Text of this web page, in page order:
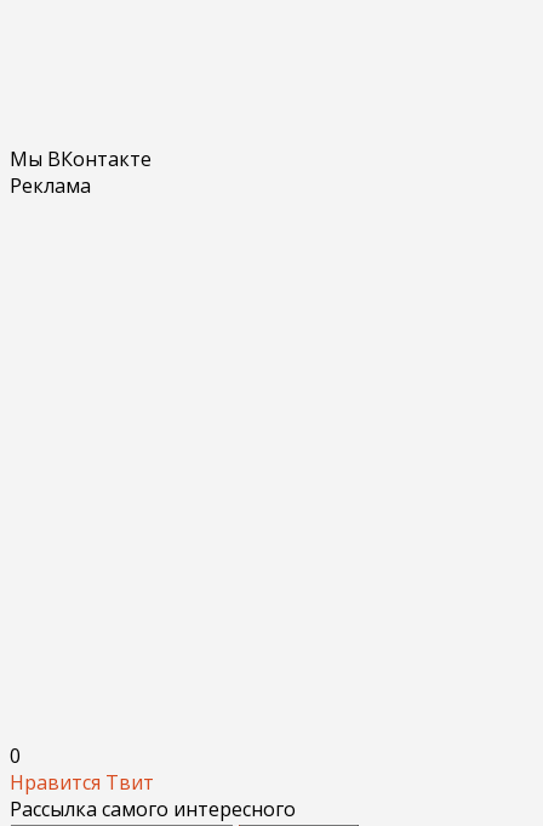
Мы ВКонтакте
Реклама
0
Нравится Твит
Рассылка самого интересного